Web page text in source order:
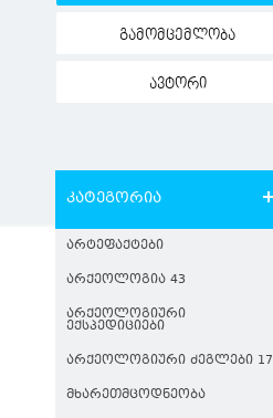
გამომცემლობა
ავტორი
კატეგორია
ᲐᲠᲢᲔᲤᲐᲥᲢᲔᲑᲘ
ᲐᲠᲥᲔᲝᲚᲝᲒᲘᲐ 43
ᲐᲠᲥᲔᲝᲚᲝᲒᲘᲣᲠᲘ
ᲔᲥᲡᲞᲔᲓᲘᲪᲘᲔᲑᲘ
ᲐᲠᲥᲔᲝᲚᲝᲒᲘᲣᲠᲘ ᲫᲔᲒᲚᲔᲑᲘ 17
ᲛᲮᲐᲠᲔᲗᲛᲪᲝᲓᲜᲔᲝᲑᲐ